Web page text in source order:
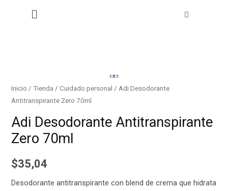
Menú
Inicio /Tienda /Cuidado personal / Adi Desodorante
Antitranspirante Zero 70ml
Adi Desodorante Antitranspirante
Zero 70ml
$35,04
Desodorante antitranspirante con blend de crema que hidrata
Desodorante
Antitranspirante
Zero
cantidad